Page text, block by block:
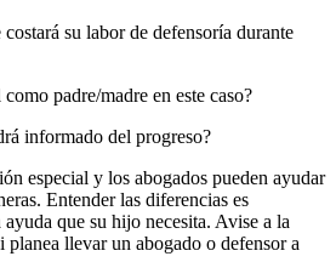
su labor de defensoría durante
padre/madre en este caso?
informado del progreso?
especial y los abogados pueden ayudar
Entender las diferencias es
que su hijo necesita. Avise a la
planea llevar un abogado o defensor a